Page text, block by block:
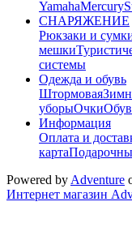
YamahaMercury
СНАРЯЖЕНИЕ
Рюкзаки и
мешки
системы
Одежда и обувь
Штормовая
уборыОчки
Информация
Оплата и
карта
Powered by Adventure
Интернет магазин